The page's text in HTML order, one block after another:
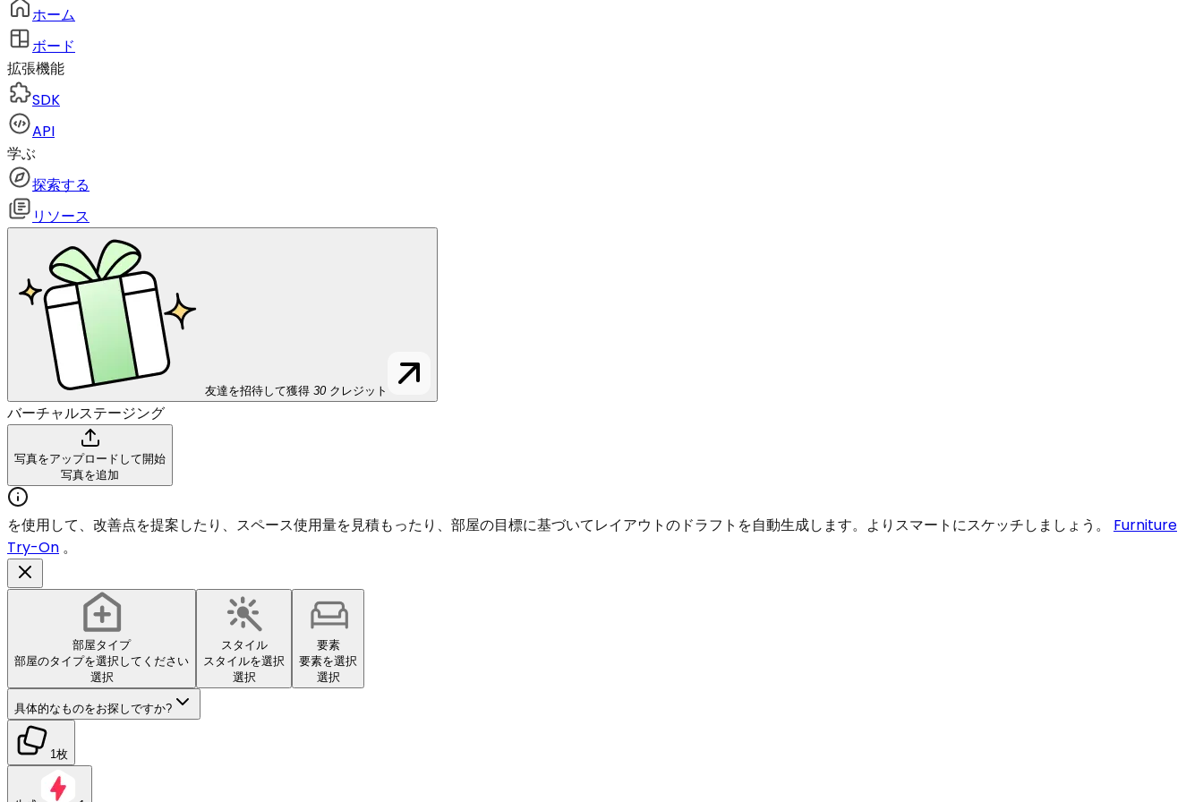
ホーム
ボード
拡張機能
SDK
API
学ぶ
探索する
リソース
友達を招待して獲得 30 クレジット
バーチャルステージング
写真をアップロードして開始
写真を追加
を使用して、改善点を提案したり、スペース使用量を見積もったり、部屋の目標に基づいてレイアウトのドラフトを自動生成します。よりスマートにスケッチしましょう。
Furniture
Try-On 。
部屋タイプ
部屋のタイプを選択してください
選択
スタイル
スタイルを選択
選択
要素
要素を選択
選択
具体的なものをお探しですか?
1枚